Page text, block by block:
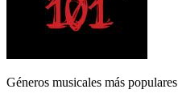
Géneros musicales más populares